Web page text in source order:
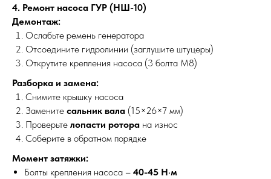
4. Ремонт насоса ГУР (НШ-10)
Демонтаж:
Ослабьте ремень генератора
Отсоедините гидролинии (заглушите штуцеры)
Открутите крепления насоса (3 болта М8)
Разборка и замена:
Снимите крышку насоса
Замените сальник вала (15×26×7 мм)
Проверьте лопасти ротора на износ
Соберите в обратном порядке
Момент затяжки:
Болты крепления насоса – 40-45 Н·м